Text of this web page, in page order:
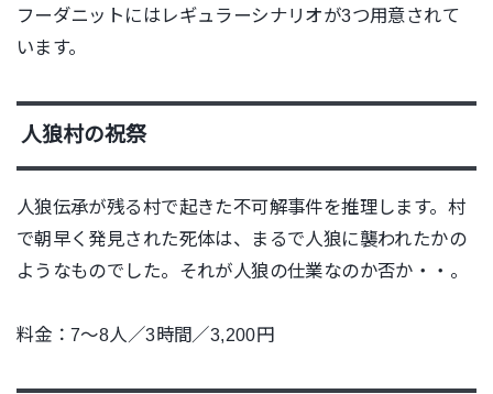
フーダニットにはレギュラーシナリオが3つ用意されて
います。
人狼村の祝祭
人狼伝承が残る村で起きた不可解事件を推理します。村
で朝早く発見された死体は、まるで人狼に襲われたかの
ようなものでした。それが人狼の仕業なのか否か・・。
料金：7〜8人／3時間／3,200円